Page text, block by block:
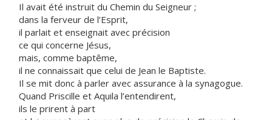
Il avait été instruit du Chemin du Seigneur ;
dans la ferveur de l’Esprit,
il parlait et enseignait avec précision
ce qui concerne Jésus,
mais, comme baptême,
il ne connaissait que celui de Jean le Baptiste.
Il se mit donc à parler avec assurance à la synagogue.
Quand Priscille et Aquila l’entendirent,
ils le prirent à part